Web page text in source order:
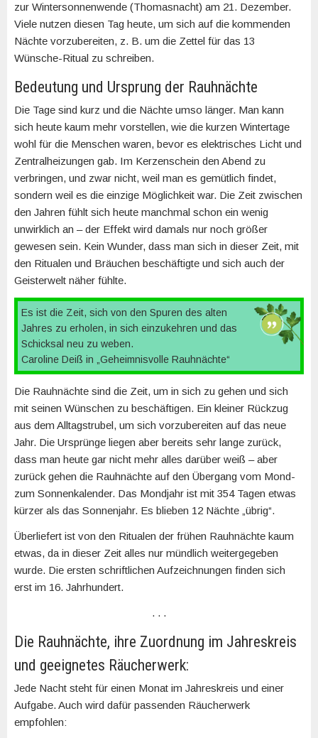
zur Wintersonnenwende (Thomasnacht) am 21. Dezember.
Viele nutzen diesen Tag heute, um sich auf die kommenden
Nächte vorzubereiten, z. B. um die Zettel für das 13
Wünsche-Ritual zu schreiben.
Bedeutung und Ursprung der Rauhnächte
Die Tage sind kurz und die Nächte umso länger. Man kann
sich heute kaum mehr vorstellen, wie die kurzen Wintertage
wohl für die Menschen waren, bevor es elektrisches Licht und
Zentralheizungen gab. Im Kerzenschein den Abend zu
verbringen, und zwar nicht, weil man es gemütlich findet,
sondern weil es die einzige Möglichkeit war. Die Zeit zwischen
den Jahren fühlt sich heute manchmal schon ein wenig
unwirklich an – der Effekt wird damals nur noch größer
gewesen sein. Kein Wunder, dass man sich in dieser Zeit, mit
den Ritualen und Bräuchen beschäftigte und sich auch der
Geisterwelt näher fühlte.
Es ist die Zeit, sich von den Spuren des alten
Jahres zu erholen, in sich einzukehren und das
Schicksal neu zu weben.
Caroline Deiß in „Geheimnisvolle Rauhnächte“
Die Rauhnächte sind die Zeit, um in sich zu gehen und sich
mit seinen Wünschen zu beschäftigen. Ein kleiner Rückzug
aus dem Alltagstrubel, um sich vorzubereiten auf das neue
Jahr. Die Ursprünge liegen aber bereits sehr lange zurück,
dass man heute gar nicht mehr alles darüber weiß – aber
zurück gehen die Rauhnächte auf den Übergang vom Mond-
zum Sonnenkalender. Das Mondjahr ist mit 354 Tagen etwas
kürzer als das Sonnenjahr. Es blieben 12 Nächte „übrig“.
Überliefert ist von den Ritualen der frühen Rauhnächte kaum
etwas, da in dieser Zeit alles nur mündlich weitergegeben
wurde. Die ersten schriftlichen Aufzeichnungen finden sich
erst im 16. Jahrhundert.
. . .
Die Rauhnächte, ihre Zuordnung im Jahreskreis
und geeignetes Räucherwerk:
Jede Nacht steht für einen Monat im Jahreskreis und einer
Aufgabe. Auch wird dafür passenden Räucherwerk
empfohlen: